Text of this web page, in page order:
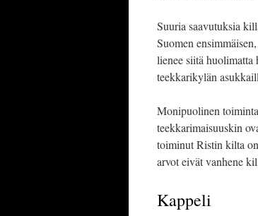
Suuria saavutuksia
Suomen
lienee siitä
teekkarikylän
Monipuolinen
teekkarimaisuuskin
toiminut Ristin kilta
arvot eivät vanhene
Kappeli